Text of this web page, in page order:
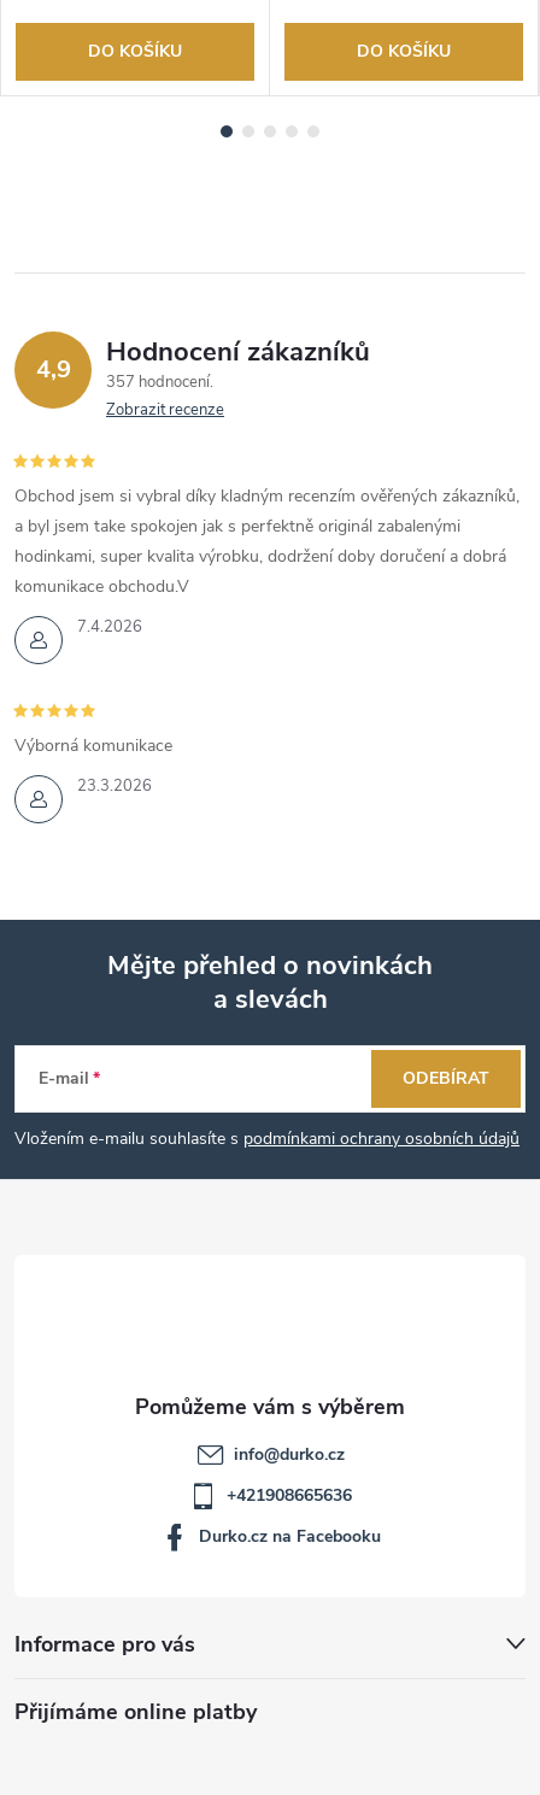
DO KOŠÍKU DO KOŠÍKU
4,9 Hodnocení zákazníků
357 hodnocení
Zobrazit recenze
7.4.2026
Obchod jsem si vybral díky kladným recenzím ověřených zákazníků,
a byl jsem take spokojen jak s perfektně originál zabalenými
hodinkami, super kvalita výrobku, dodržení doby doručení a dobrá
komunikace obchodu.V
23.3.2026
Výborná komunikace
p
a
Mějte přehled o novinkách
a slevách
E-mail
Vložením e-mailu souhlasíte s podmínkami ochrany osobních údajů
ODEBÍRAT
Informace pro vás
Přijímáme online platby
info@durko.cz
+421908665636
Durko.cz na Facebooku